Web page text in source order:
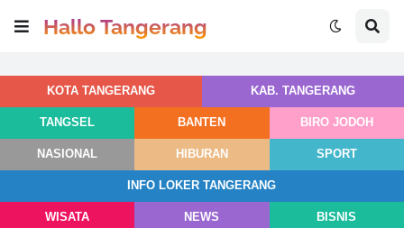
Hallo Tangerang
KOTA TANGERANG KAB. TANGERANG
TANGSEL BANTEN BIRO JODOH
NASIONAL HIBURAN SPORT
INFO LOKER TANGERANG
WISATA NEWS BISNIS